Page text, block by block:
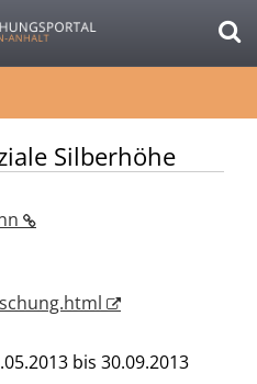
Silberhöhe
bis 30.09.2013